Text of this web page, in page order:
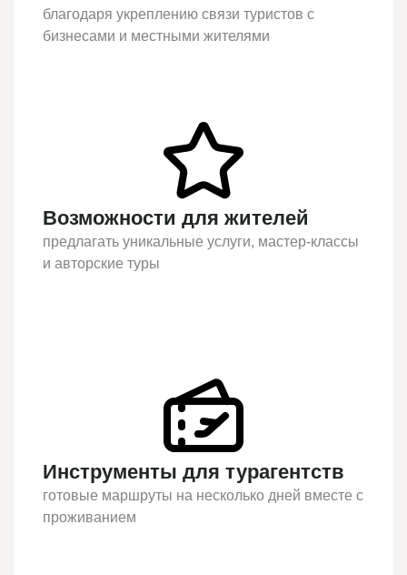
благодаря укреплению связи туристов с
бизнесами и местными жителями
Возможности для жителей
предлагать уникальные услуги, мастер-классы
и авторские туры
Инструменты для турагентств
готовые маршруты на несколько дней вместе с
проживанием